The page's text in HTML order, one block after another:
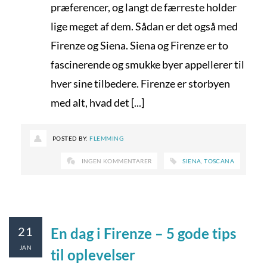
præferencer, og langt de færreste holder
lige meget af dem. Sådan er det også med
Firenze og Siena. Siena og Firenze er to
fascinerende og smukke byer appellerer til
hver sine tilbedere. Firenze er storbyen
med alt, hvad det [...]
POSTED BY:FLEMMING
INGEN KOMMENTARER SIENA ,TOSCANA
En dag i Firenze – 5 gode tips
til oplevelser
21
JAN